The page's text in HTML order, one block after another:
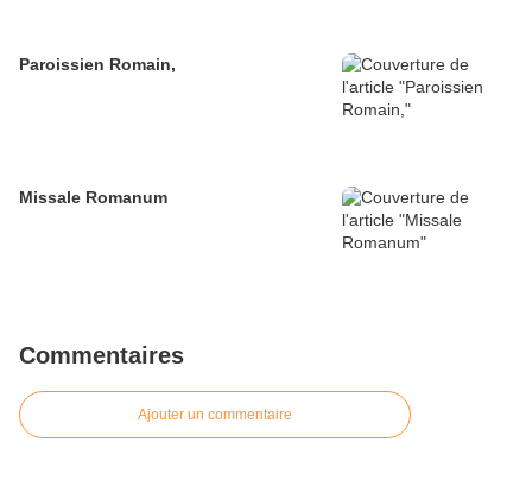
Paroissien Romain,
Missale Romanum
Commentaires
Ajouter un commentaire